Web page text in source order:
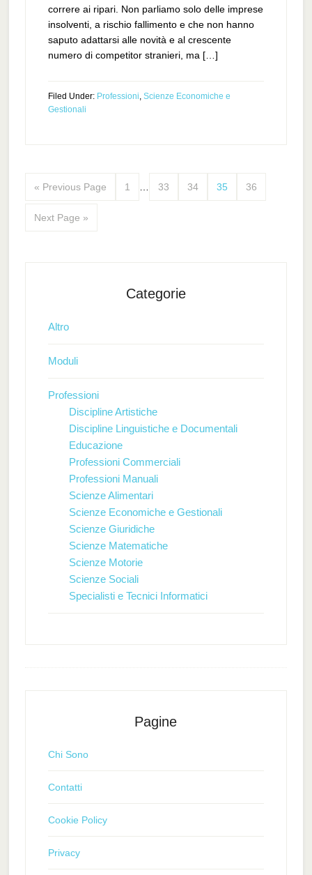
correre ai ripari. Non parliamo solo delle imprese
insolventi, a rischio fallimento e che non hanno
saputo adattarsi alle novità e al crescente
numero di competitor stranieri, ma […]
Filed Under: Professioni, Scienze Economiche e
Gestionali
« Previous Page 1 33 34 35 36
Next Page »
Categorie
Altro
Moduli
Professioni
Discipline Artistiche
Discipline Linguistiche e Documentali
Educazione
Professioni Commerciali
Professioni Manuali
Scienze Alimentari
Scienze Economiche e Gestionali
Scienze Giuridiche
Scienze Matematiche
Scienze Motorie
Scienze Sociali
Specialisti e Tecnici Informatici
Pagine
Chi Sono
Contatti
Cookie Policy
Privacy